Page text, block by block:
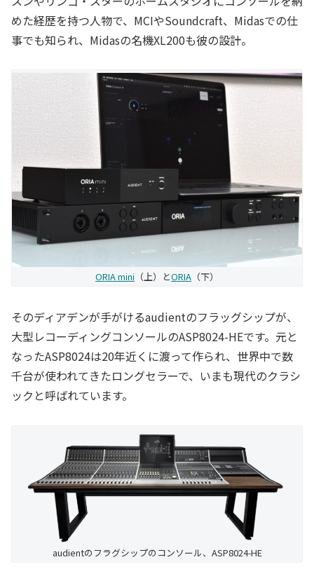
めた経歴を持つ人物で、MCIやSoundcraft、Midasでの仕
事でも知られ、Midasの名機XL200も彼の設計。
ORIA mini （上）とORIA （下）
そのディアデンが手がけるaudientのフラッグシップが、
大型レコーディングコンソールのASP8024-HEです。元と
なったASP8024は20年近くに渡って作られ、世界中で数
千台が使われてきたロングセラーで、いまも現代のクラシ
ックと呼ばれています。
audientのフラグシップのコンソール、ASP8024-HE